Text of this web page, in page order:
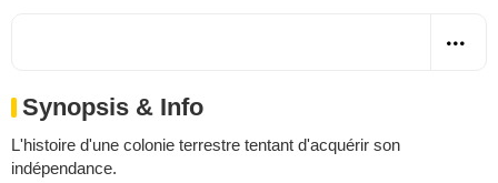
Synopsis & Info
L'histoire d'une colonie terrestre tentant d'acquérir son
indépendance.